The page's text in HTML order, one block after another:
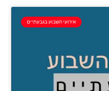
אירועי השבוע בגבעתיים